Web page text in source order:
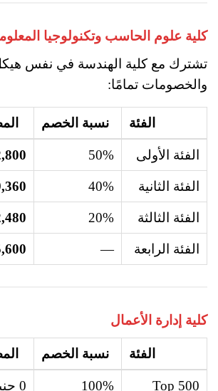
كلية علوم الحاسب وتكنولوجيا المعلومات
تشترك مع كلية الهندسة في نفس
والخصومات تمامًا:
الفئة نسبة الخصم
الفئة الأولى 50%
82,800
الفئة الثانية 40%
99,360
الفئة الثالثة 20%
الفئة الرابعة —
كلية إدارة الأعمال
الفئة نسبة الخصم
Top 500
100% 0 جنيه